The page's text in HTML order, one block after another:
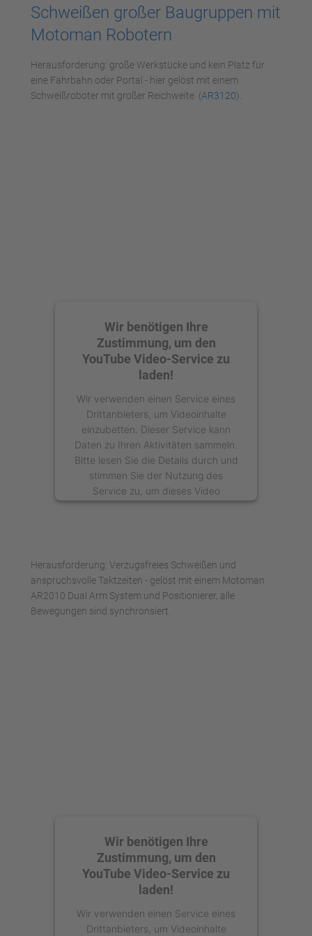
Management Platform
Schweißen großer Baugruppen mit
Motoman Robotern
Herausforderung: große Werkstücke und kein Platz für
eine Fahrbahn oder Portal - hier gelöst mit einem
Schweißroboter mit großer Reichweite (AR3120).
Wir benötigen Ihre
Zustimmung, um den
YouTube Video-Service zu
laden!
Wir verwenden einen Service eines
Drittanbieters, um Videoinhalte
einzubetten. Dieser Service kann
Daten zu Ihren Aktivitäten sammeln.
Bitte lesen Sie die Details durch und
stimmen Sie der Nutzung des
Service zu, um dieses Video
anzusehen.
Akzeptieren
powered by
Usercentrics Consent
Management Platform
Herausforderung: Verzugsfreies Schweißen und
anspruchsvolle Taktzeiten - gelöst mit einem Motoman
AR2010 Dual Arm System und Positionierer, alle
Bewegungen sind synchronsiert.
Wir benötigen Ihre
Zustimmung, um den
YouTube Video-Service zu
laden!
Wir verwenden einen Service eines
Drittanbieters, um Videoinhalte